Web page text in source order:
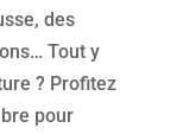
des
Tout y
? Profitez
pour